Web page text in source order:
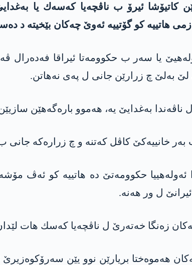
ئیرۆ ب ناڤچه‌یا كه‌سه‌ك یا
هاتییه‌ كو گۆتییه‌ ئه‌وێ چه‌كان بێخیته‌ د
لێ به‌لێ چ زرارێن جانی ل په‌ی نه‌هاتن.
به‌غدایێ یه‌، هه‌موو باره‌گه‌هێن سازیێن
خانییه‌كێ كاڤل كه‌تنه‌ و چ زراره‌كه‌ جانی
ئه‌وله‌هییا حكوومه‌تێ ده‌ هاتییه‌ كو ئه‌ڤ
ل ور هه‌نه‌.
زه‌نگا خه‌ته‌رێ ل ناڤچه‌یا كه‌سك هات
هه‌موه‌ختا بریارێن نوو یێن